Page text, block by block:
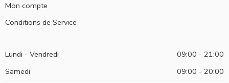
Mon compte
Conditions de Service
Lundi - Vendredi
09:00 - 21:00
Samedi
09:00 - 20:00